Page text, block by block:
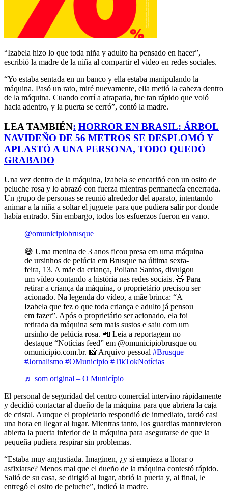
“Izabela hizo lo que toda niña y adulto ha pensado en hacer”,
escribió la madre de la niña al compartir el video en redes sociales.
“Yo estaba sentada en un banco y ella estaba manipulando la
máquina. Pasó un rato, miré nuevamente, ella metió la cabeza dentro
de la máquina. Cuando corrí a atraparla, fue tan rápido que voló
hacia adentro, y la puerta se cerró”, contó la madre.
LEA TAMBIÉN: HORROR EN BRASIL: ÁRBOL
NAVIDEÑO DE 56 METROS SE DESPLOMÓ Y
APLASTÓ A UNA PERSONA, TODO QUEDÓ
GRABADO
Una vez dentro de la máquina, Izabela se encariñó con un osito de
peluche rosa y lo abrazó con fuerza mientras permanecía encerrada.
Un grupo de personas se reunió alrededor del aparato, intentando
animar a la niña a soltar el juguete para que pudiera salir por donde
había entrado. Sin embargo, todos los esfuerzos fueron en vano.
@omunicipiobrusque
😅 Uma menina de 3 anos ficou presa em uma máquina
de ursinhos de pelúcia em Brusque na última sexta-
feira, 13. A mãe da criança, Poliana Santos, divulgou
um vídeo contando a história nas redes sociais. 🧸 Para
retirar a criança da máquina, o proprietário precisou ser
acionado. Na legenda do vídeo, a mãe brinca: “A
Izabela que fez o que toda criança e adulto já pensou
em fazer”. Após o proprietário ser acionado, ela foi
retirada da máquina sem mais sustos e saiu com um
ursinho de pelúcia rosa. 📲 Leia a reportagem no
destaque “Notícias feed” em @omunicipiobrusque ou
omunicipio.com.br. 📸 Arquivo pessoal #Brusque
#Jornalismo #OMunicipio #TikTokNotícias
♬ som original – O Município
El personal de seguridad del centro comercial intervino rápidamente
y decidió contactar al dueño de la máquina para que abriera la caja
de cristal. Aunque el propietario respondió de inmediato, tardó casi
una hora en llegar al lugar. Mientras tanto, los guardias mantuvieron
abierta la puerta inferior de la máquina para asegurarse de que la
pequeña pudiera respirar sin problemas.
“Estaba muy angustiada. Imaginen, ¿y si empieza a llorar o
asfixiarse? Menos mal que el dueño de la máquina contestó rápido.
Salió de su casa, se dirigió al lugar, abrió la puerta y, al final, le
entregó el osito de peluche”, indicó la madre.